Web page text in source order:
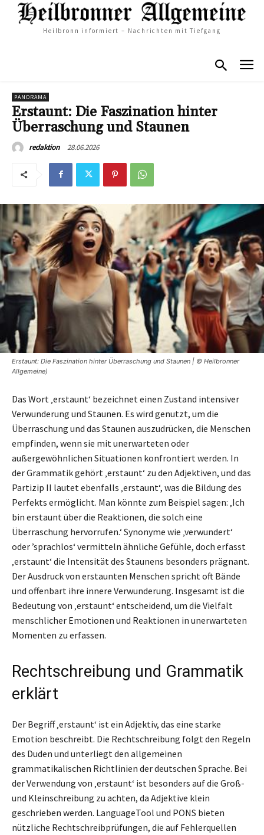
Heilbronn informiert – Nachrichten mit Tiefgang
PANORAMA
Erstaunt: Die Faszination hinter
Überraschung und Staunen
redaktion 28.06.2026
Erstaunt: Die Faszination hinter Überraschung und Staunen | © Heilbronner
Allgemeine)
Das Wort ‚erstaunt‘ bezeichnet einen Zustand intensiver
Verwunderung und Staunen. Es wird genutzt, um die
Überraschung und das Staunen auszudrücken, die Menschen
empfinden, wenn sie mit unerwarteten oder
außergewöhnlichen Situationen konfrontiert werden. In
der Grammatik gehört ‚erstaunt‘ zu den Adjektiven, und das
Partizip II lautet ebenfalls ‚erstaunt‘, was die Bildung des
Perfekts ermöglicht. Man könnte zum Beispiel sagen: ‚Ich
bin erstaunt über die Reaktionen, die solch eine
Überraschung hervorrufen.‘ Synonyme wie ‚verwundert‘
oder ’sprachlos‘ vermitteln ähnliche Gefühle, doch erfasst
‚erstaunt‘ die Intensität des Staunens besonders prägnant.
Der Ausdruck von erstaunten Menschen spricht oft Bände
und offenbart ihre innere Verwunderung. Insgesamt ist die
Bedeutung von ‚erstaunt‘ entscheidend, um die Vielfalt
menschlicher Emotionen und Reaktionen in unerwarteten
Momenten zu erfassen.
Rechtschreibung und Grammatik
erklärt
Der Begriff ‚erstaunt‘ ist ein Adjektiv, das eine starke
Emotion beschreibt. Die Rechtschreibung folgt den Regeln
des Duden und unterliegt den allgemeinen
grammatikalischen Richtlinien der deutschen Sprache. Bei
der Verwendung von ‚erstaunt‘ ist besonders auf die Groß-
und Kleinschreibung zu achten, da Adjektive klein
geschrieben werden. LanguageTool und PONS bieten
nützliche Rechtschreibprüfungen, die auf Fehlerquellen